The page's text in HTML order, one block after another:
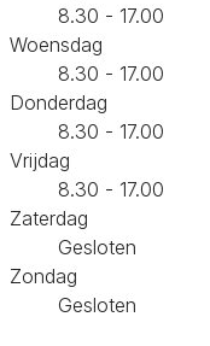
8.30 - 17.00
Woensdag
8.30 - 17.00
Donderdag
8.30 - 17.00
Vrijdag
8.30 - 17.00
Zaterdag
Gesloten
Zondag
Gesloten